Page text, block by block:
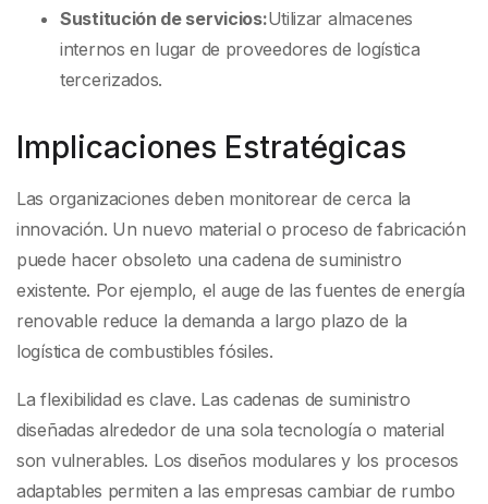
Sustitución de servicios:Utilizar almacenes
internos en lugar de proveedores de logística
tercerizados.
Implicaciones Estratégicas
Las organizaciones deben monitorear de cerca la
innovación. Un nuevo material o proceso de fabricación
puede hacer obsoleto una cadena de suministro
existente. Por ejemplo, el auge de las fuentes de energía
renovable reduce la demanda a largo plazo de la
logística de combustibles fósiles.
La flexibilidad es clave. Las cadenas de suministro
diseñadas alrededor de una sola tecnología o material
son vulnerables. Los diseños modulares y los procesos
adaptables permiten a las empresas cambiar de rumbo